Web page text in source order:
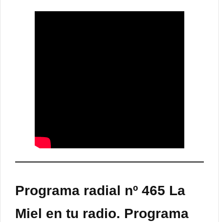
Programa radial nº 465 La
Miel en tu radio. Programa